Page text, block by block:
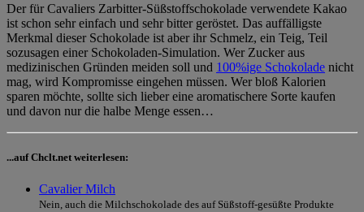
Der für Cavaliers Zarbitter-Süßstoffschokolade verwendete Kakao
ist schon sehr einfach und sehr bitter geröstet. Das auffälligste
Merkmal dieser Schokolade ist aber ihr Schmelz, ein Teig, Teil
sozusagen einer Schokoladen-Simulation. Wer Zucker aus
medizinischen Gründen meiden soll und 100%ige Schokolade nicht
mag, wird Kompromisse eingehen müssen. Wer bloß Kalorien
sparen möchte, sollte sich lieber eine aromatischere Sorte kaufen
und davon nur die halbe Menge essen…
...auf Chclt.net weiterlesen:
Cavalier Milch
Nein, auch die Milchschokolade des auf Süßstoff-gesüßte Produkte